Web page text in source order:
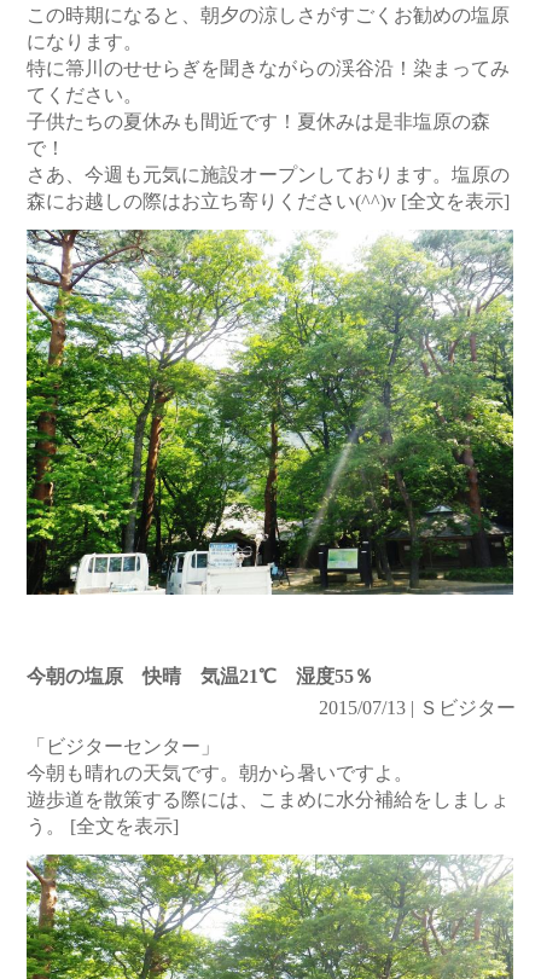
この時期になると、朝夕の涼しさがすごくお勧めの塩原
になります。
特に箒川のせせらぎを聞きながらの渓谷沿！染まってみ
てください。
子供たちの夏休みも間近です！夏休みは是非塩原の森
で！
さあ、今週も元気に施設オープンしております。塩原の
森にお越しの際はお立ち寄りください(^^)v [全文を表示]
今朝の塩原 快晴 気温21℃ 湿度55％
2015/07/13 | Ｓビジター
「ビジターセンター」
今朝も晴れの天気です。朝から暑いですよ。
遊歩道を散策する際には、こまめに水分補給をしましょ
う。 [全文を表示]